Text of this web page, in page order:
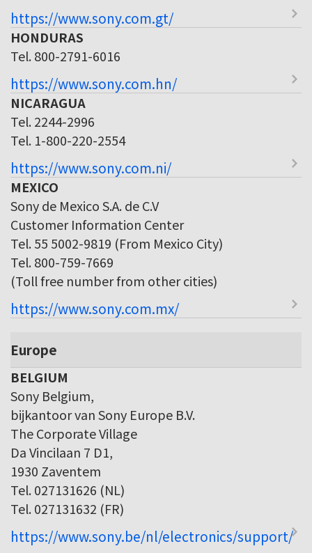
https://www.sony.com.gt/
HONDURAS
Tel. 800-2791-6016
https://www.sony.com.hn/
NICARAGUA
Tel. 2244-2996
Tel. 1-800-220-2554
https://www.sony.com.ni/
MEXICO
Sony de Mexico S.A. de C.V
Customer Information Center
Tel. 55 5002-9819 (From Mexico City)
Tel. 800-759-7669
(Toll free number from other cities)
https://www.sony.com.mx/
Europe
BELGIUM
Sony Belgium,
bijkantoor van Sony Europe B.V.
The Corporate Village
Da Vincilaan 7 D1,
1930 Zaventem
Tel. 027131626 (NL)
Tel. 027131632 (FR)
https://www.sony.be/nl/electronics/support/